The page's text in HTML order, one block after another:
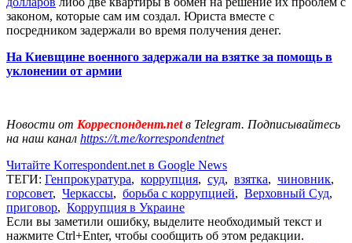
законом, которые сам им создал. Юриста вместе с
посредником задержали во время получения денег.
На Киевщине военного задержали на взятке за помощь в
уклонении от армии
Новости от Корреспондент.netв Telegram. Подписывайтесь
на наш канал https://t.me/korrespondentnet
Читайте Korrespondent.net в Google News
ТЕГИ: Генпрокуратура, коррупция, суд, взятка, чиновник,
горсовет, Черкассы, борьба с коррупцией, Верховный Суд,
приговор, Коррупция в Украине
Если вы заметили ошибку, выделите необходимый текст и
нажмите Ctrl+Enter, чтобы сообщить об этом редакции.